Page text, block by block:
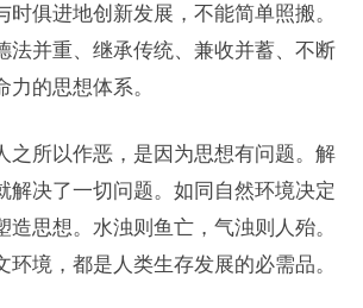
时俱进地创新发展，不能简单照搬。
法并重、继承传统、兼收并蓄、不断
的思想体系。
之所以作恶，是因为思想有问题。解
解决了一切问题。如同自然环境决定
造思想。水浊则鱼亡，气浊则人殆。
环境，都是人类生存发展的必需品。